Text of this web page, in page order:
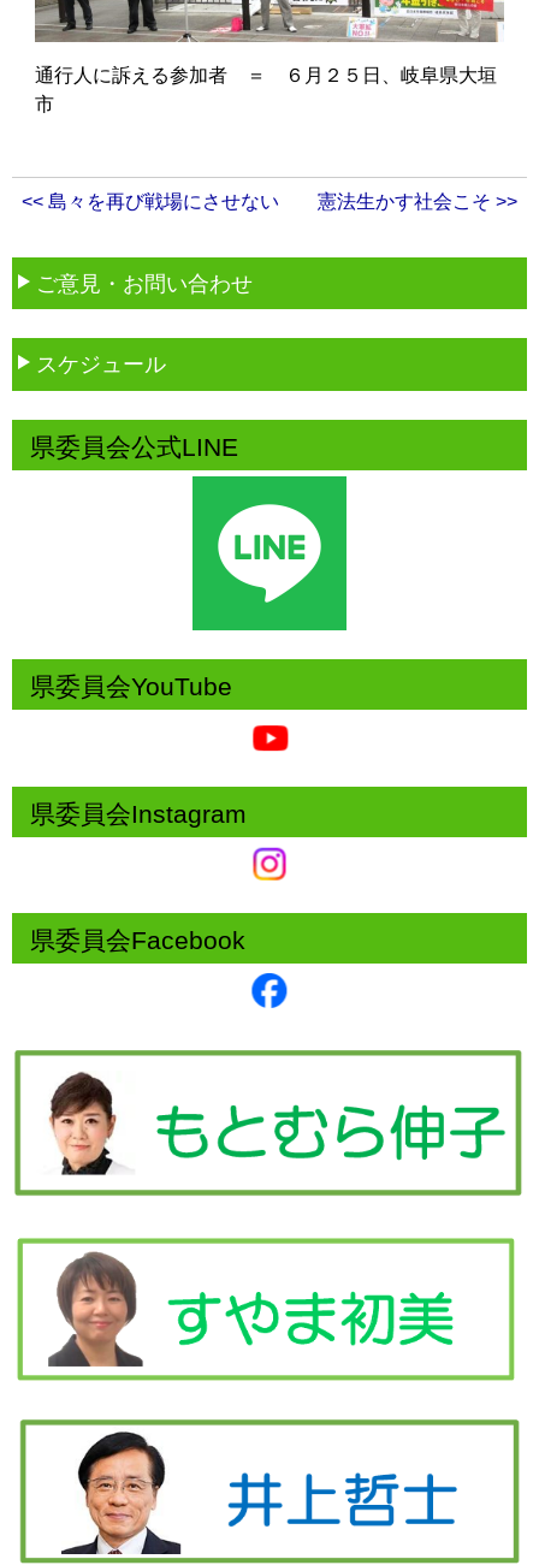
通行人に訴える参加者 ＝ ６月２５日、岐阜県大垣
市
<< 島々を再び戦場にさせない 憲法生かす社会こそ >>
ご意見・お問い合わせ
スケジュール
県委員会公式LINE
県委員会YouTube
県委員会Instagram
県委員会Facebook